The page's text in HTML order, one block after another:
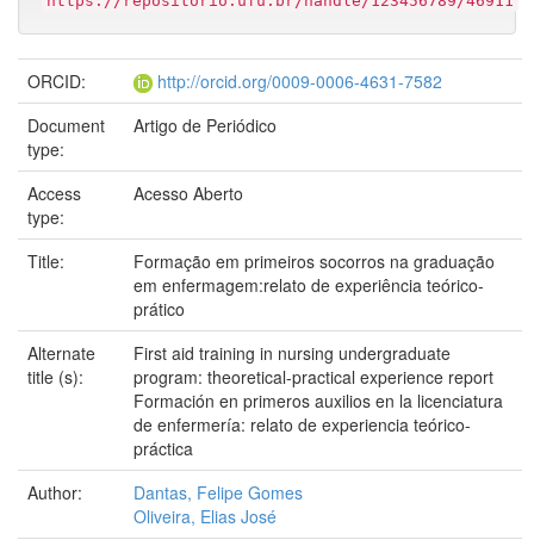
ORCID:
http://orcid.org/0009-0006-4631-7582
Document
type:
Artigo de Periódico
Access
type:
Acesso Aberto
Title:
Formação em primeiros socorros na graduação
em enfermagem:relato de experiência teórico-
prático
Alternate
title (s):
First aid training in nursing undergraduate
program: theoretical-practical experience report
Formación en primeros auxilios en la licenciatura
de enfermería: relato de experiencia teórico-
práctica
Author:
Dantas, Felipe Gomes
Oliveira, Elias José